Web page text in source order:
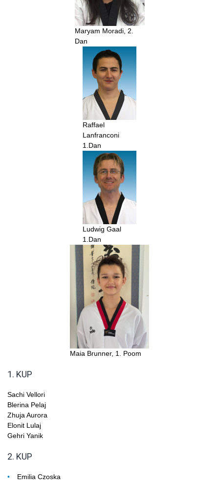
Maryam Moradi, 2.
Dan
Raffael
Lanfranconi
1.Dan
Ludwig Gaal
1.Dan
Maia Brunner, 1. Poom
1. KUP
Sachi Vellori
Blerina Pelaj
Zhuja Aurora
Elonit Lulaj
Gehri Yanik
2. KUP
Emilia Czoska